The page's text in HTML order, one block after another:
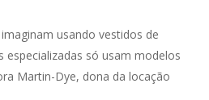
usando vestidos de
especializadas só usam modelos
Martin-Dye, dona da locação